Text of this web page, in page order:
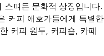
스며든 문화적 상징입니다.
커피 애호가들에게 특별한
커피 원두, 커피숍, 카페